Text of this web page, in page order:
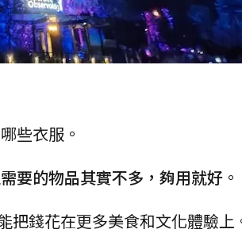
些衣服。
要的物品其實不多，夠用就好 。
把錢花在更多美食和文化體驗上